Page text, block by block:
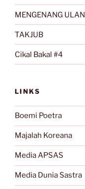
MENGENANG
TAKJUB
Cikal Bakal #4
LINKS
Boemi Poetra
Majalah Koreana
Media APSAS
Media Dunia Sastra